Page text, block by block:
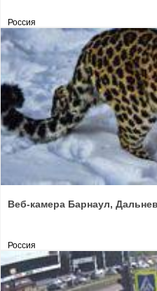
Россия
Веб-камера Барнаул,
Россия